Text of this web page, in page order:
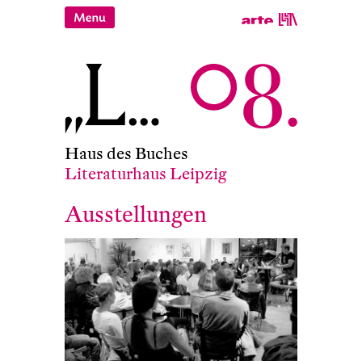
Haus des Buches
Literaturhaus Leipzig
Ausstellungen